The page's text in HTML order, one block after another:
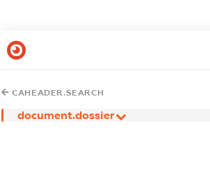
CAHEADER.SEARCH
document.dossier